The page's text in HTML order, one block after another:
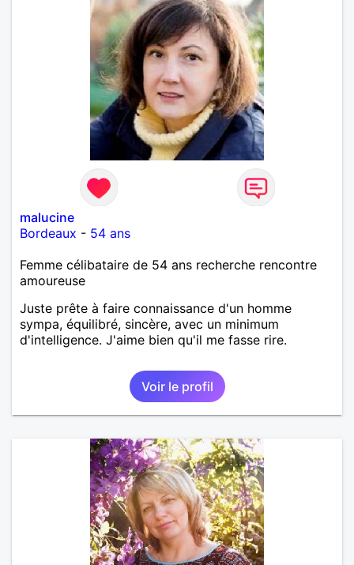
malucine
Bordeaux - 54 ans
Femme célibataire de 54 ans recherche rencontre
amoureuse
Juste prête à faire connaissance d'un homme
sympa, équilibré, sincère, avec un minimum
d'intelligence. J'aime bien qu'il me fasse rire.
Voir le profil